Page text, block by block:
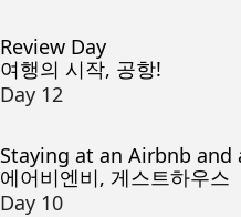
Review Day
여행의 시작, 공항!
Day 12
Staying at an Airbnb and
에어비엔비, 게스트하우스
Day 10